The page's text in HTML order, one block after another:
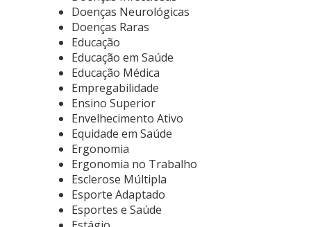
Doenças Neurológicas
Doenças Raras
Educação
Educação em Saúde
Educação Médica
Empregabilidade
Ensino Superior
Envelhecimento Ativo
Equidade em Saúde
Ergonomia
Ergonomia no Trabalho
Esclerose Múltipla
Esporte Adaptado
Esportes e Saúde